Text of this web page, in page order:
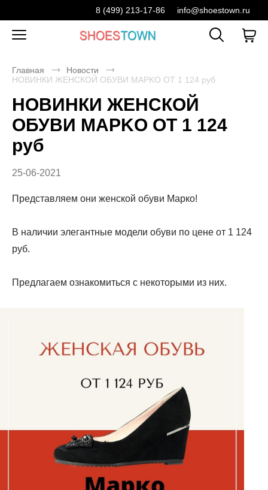
8 (499) 213-17-86 info@shoestown.ru
Главная
Новости
НОВИНКИ ЖЕНСКОЙ ОБУВИ МAPKO ОТ 1 124 руб
НОВИНКИ ЖЕНСКОЙ
ОБУВИ МAPKO ОТ 1 124
руб
25-06-2021
Представляем они женской обуви Марко!
В наличии элегантные модели обуви по цене от 1 124
руб.
Предлагаем ознакомиться с некоторыми из них.